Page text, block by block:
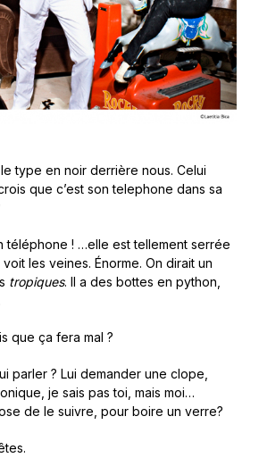
type en noir derrière nous. Celui
que c’est son telephone dans sa
téléphone ! …elle est tellement serrée
les veines. Énorme. On dirait un
tropiques. Il a des bottes en python,
que ça fera mal ?
parler ? Lui demander une clope,
je sais pas toi, mais moi…
de le suivre, pour boire un verre?